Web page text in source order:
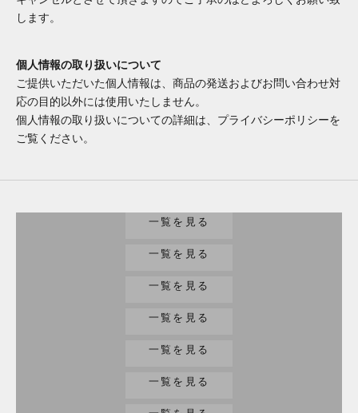
します。
個人情報の取り扱いについて
ご提供いただいた個人情報は、商品の発送およびお問い合わせ対
応の目的以外には使用いたしません。
個人情報の取り扱いについての詳細は、プライバシーポリシーを
ご覧ください。
一覧を見る
バッグ/財布
一覧を見る
家電
一覧を見る
工具
一覧を見る
趣味/楽器
一覧を見る
ジュエリー
一覧を見る
小物